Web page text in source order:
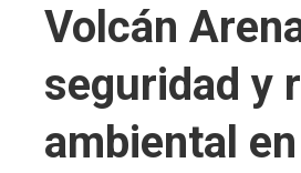
Volcán
seguridad y
ambiental